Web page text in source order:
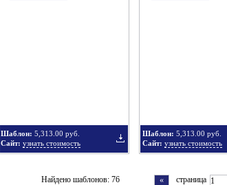
Добавить
Шаблон: 5,313.00 руб.
Сайт: узнать стоимость
Шаблон: 5,313.00 руб.
Сайт: узнать стоимость
страница
«
Найдено шаблонов: 76